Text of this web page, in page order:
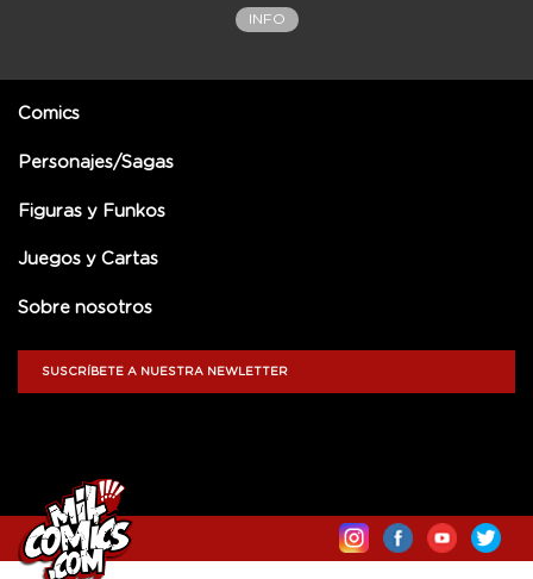
INFO
Comics
Personajes/Sagas
Figuras y Funkos
Juegos y Cartas
Sobre nosotros
SUSCRÍBETE A NUESTRA NEWLETTER